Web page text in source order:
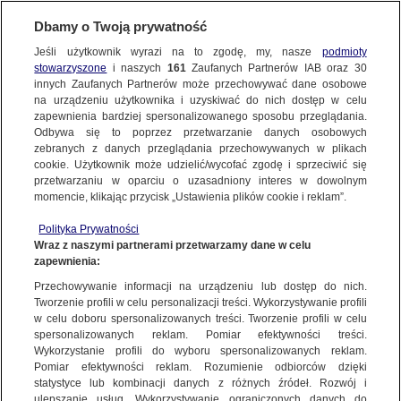
NAJNOWSZE
ZOBACZ FAKTY
FAKTY PO FAKTACH
FAKTY O ŚWIECIE
WIĘCEJ
KANAŁY
Dzień dobry!
Jedno konto do wszystkich usług
Dbamy o Twoją prywatność
Jeśli użytkownik wyrazi na to zgodę, my, nasze podmioty
stowarzyszone i naszych 161Zaufanych Partnerów IAB oraz 30
innych Zaufanych Partnerów może przechowywać dane osobowe
na urządzeniu użytkownika i uzyskiwać do nich dostęp w celu
zapewnienia bardziej spersonalizowanego sposobu przeglądania.
Odbywa się to poprzez przetwarzanie danych osobowych
zebranych z danych przeglądania przechowywanych w plikach
cookie. Użytkownik może udzielić/wycofać zgodę i sprzeciwić się
przetwarzaniu w oparciu o uzasadniony interes w dowolnym
momencie, klikając przycisk „Ustawienia plików cookie i reklam”.
Polityka Prywatności
Wraz z naszymi partnerami przetwarzamy dane w celu
zapewnienia:
Przechowywanie informacji na urządzeniu lub dostęp do nich.
Tworzenie profili w celu personalizacji treści. Wykorzystywanie profili
w celu doboru spersonalizowanych treści. Tworzenie profili w celu
spersonalizowanych reklam. Pomiar efektywności treści.
Wykorzystanie profili do wyboru spersonalizowanych reklam.
Pomiar efektywności reklam. Rozumienie odbiorców dzięki
statystyce lub kombinacji danych z różnych źródeł. Rozwój i